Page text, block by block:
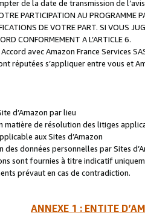
de la date de transmission de
PARTICIPATION AU PROGRAMME
DE VOTRE PART. SI VOUS
CONFORMEMENT A L’ARTICLE 6.
avec Amazon France Services
réputées s’appliquer entre vous et
d’Amazon par lieu
matière de résolution des litiges
aux Sites d’Amazon
des données personnelles par Sites
sont fournies à titre indicatif
prévaut en cas de contradiction.
ANNEXE 1 : ENTITE